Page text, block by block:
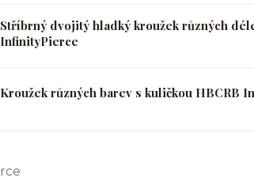
Stříbrný dvojitý hladký kroužek různých
InfinityPierce
Kroužek různých barev s kuličkou HBCRB